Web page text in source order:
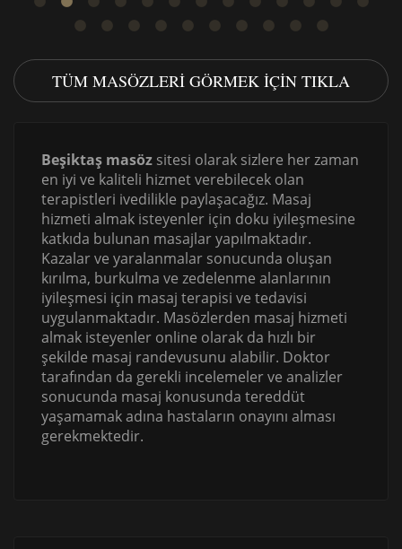
TÜM MASÖZLERI GÖRMEK IÇIN TIKLA
Beşiktaş masöz sitesi olarak sizlere her zaman
en iyi ve kaliteli hizmet verebilecek olan
terapistleri ivedilikle paylaşacağız. Masaj
hizmeti almak isteyenler için doku iyileşmesine
katkıda bulunan masajlar yapılmaktadır.
Kazalar ve yaralanmalar sonucunda oluşan
kırılma, burkulma ve zedelenme alanlarının
iyileşmesi için masaj terapisi ve tedavisi
uygulanmaktadır. Masözlerden masaj hizmeti
almak isteyenler online olarak da hızlı bir
şekilde masaj randevusunu alabilir. Doktor
tarafından da gerekli incelemeler ve analizler
sonucunda masaj konusunda tereddüt
yaşamamak adına hastaların onayını alması
gerekmektedir.